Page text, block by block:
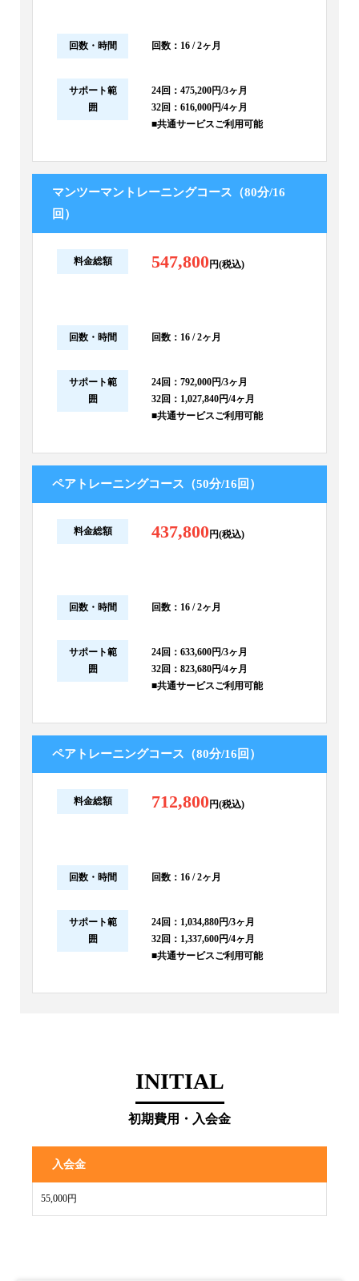
回数・時間 回数：16 / 2ヶ月
サポート範
囲
24回：475,200円/3ヶ月
32回：616,000円/4ヶ月
■共通サービスご利用可能
マンツーマントレーニングコース（80分/16
回）
料金総額 547,800円(税込)
回数・時間 回数：16 / 2ヶ月
サポート範
囲
24回：792,000円/3ヶ月
32回：1,027,840円/4ヶ月
■共通サービスご利用可能
ペアトレーニングコース（50分/16回）
料金総額 437,800円(税込)
回数・時間 回数：16 / 2ヶ月
サポート範
囲
24回：633,600円/3ヶ月
32回：823,680円/4ヶ月
■共通サービスご利用可能
ペアトレーニングコース（80分/16回）
料金総額 712,800円(税込)
回数・時間 回数：16 / 2ヶ月
サポート範
囲
24回：1,034,880円/3ヶ月
32回：1,337,600円/4ヶ月
■共通サービスご利用可能
INITIAL
初期費用・入会金
入会金
55,000円